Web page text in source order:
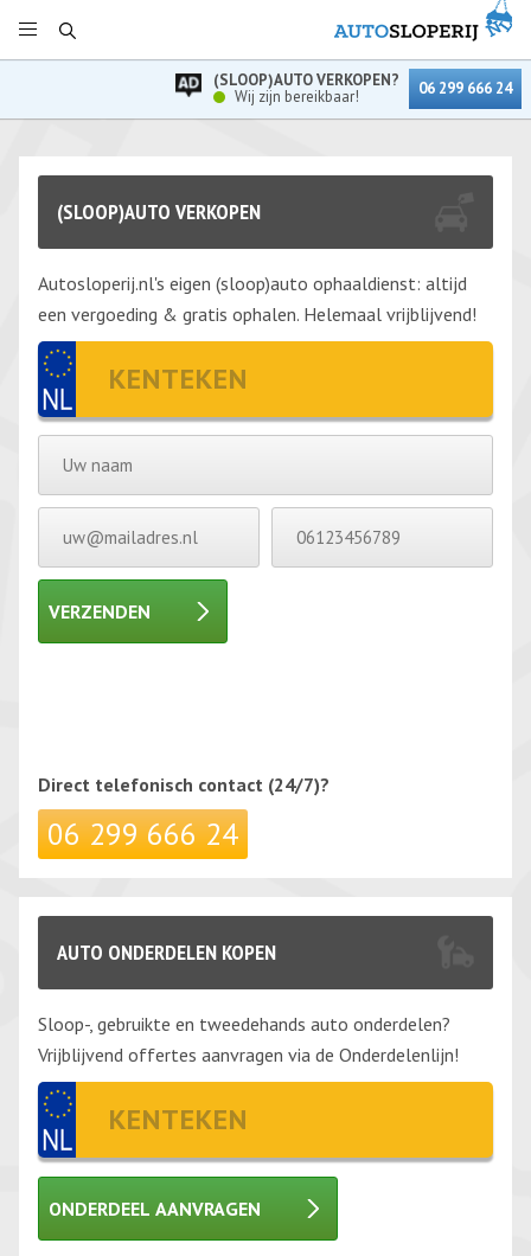
(SLOOP)AUTO VERKOPEN?
Wij zijn bereikbaar!
06 299 666 24
(SLOOP)AUTO VERKOPEN
Autosloperij.nl's eigen (sloop)auto ophaaldienst: altijd
een vergoeding & gratis ophalen. Helemaal vrijblijvend!
VERZENDEN
Direct telefonisch contact (24/7)?
06 299 666 24
AUTO ONDERDELEN KOPEN
Sloop-, gebruikte en tweedehands auto onderdelen?
Vrijblijvend offertes aanvragen via de Onderdelenlijn!
ONDERDEEL AANVRAGEN